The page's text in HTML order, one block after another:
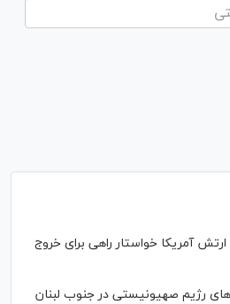
آمریکا خواستار راهی برای خروج
رژیم صهیونیستی در جنوب لبنان